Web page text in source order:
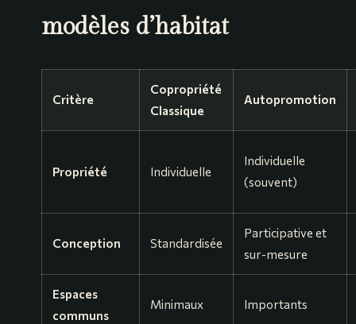
modèles d’habitat
Critère
Copropriété
Classique
Autopromotion
Propriété Individuelle
Individuelle
(souvent)
Conception Standardisée
Participative et
sur-mesure
Espaces
communs
Minimaux Importants